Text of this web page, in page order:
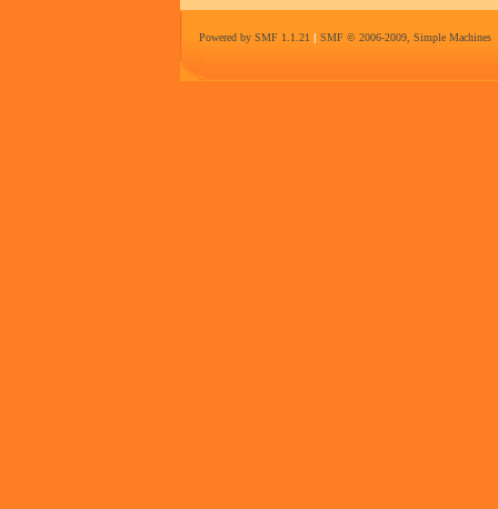
Powered by SMF 1.1.21 | SMF © 2006-2009, Simple Machines